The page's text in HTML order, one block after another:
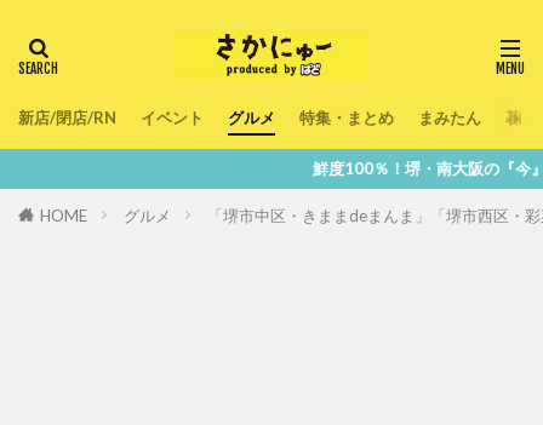
新店/閉店/RN イベント グルメ 特集・まとめ まみたん 暮ら
鮮度100％！堺・南大阪の『今』をあなたのスマホへ直送！
HOME グルメ 「堺市中区・きままdeまんま」「堺市西区・